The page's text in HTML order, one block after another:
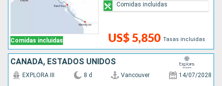
Comidas incluidas US$ 5,850 Tasas incluidas
Comidas incluidas
CANADÁ, ESTADOS UNIDOS
EXPLORA III 8 d Vancouver 14/07/2028